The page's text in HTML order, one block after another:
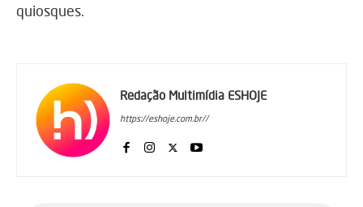
quiosques.
Redação Multimídia ESHOJE
https://eshoje.com.br//